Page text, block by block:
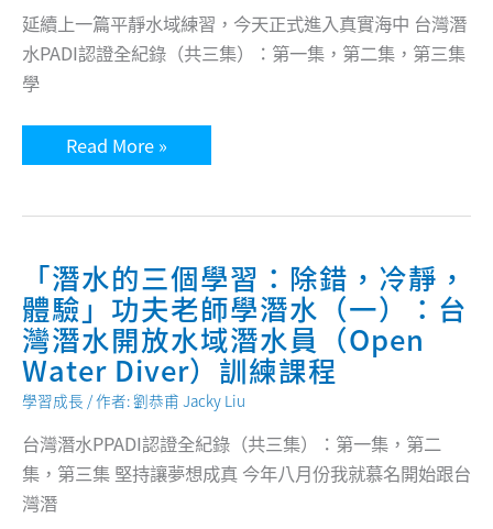
水
（三）：
台
灣
放
水
域
員
Diver）
訓
練
課
程
延續上一篇平靜水域練習，今天正式進入真實海中 台灣潛
水PADI認證全紀錄（共三集）：第一集，第二集，第三集
學
功
夫
學
（二）
第
一
次
真
正
下
海
潛
的
五
個
Read More »
「潛水的三個學習：除錯，冷靜，
體驗」功夫老師學潛水（一）：台
灣潛水開放水域潛水員（Open
Water Diver）訓練課程
學習成長 / 作者:劉恭甫 Jacky Liu
台灣潛水PPADI認證全紀錄（共三集）：第一集，第二
集，第三集 堅持讓夢想成真 今年八月份我就慕名開始跟台
灣潛